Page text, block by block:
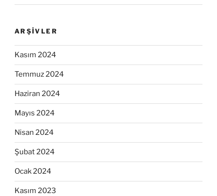
ARŞIVLER
Kasım 2024
Temmuz 2024
Haziran 2024
Mayıs 2024
Nisan 2024
Şubat 2024
Ocak 2024
Kasım 2023